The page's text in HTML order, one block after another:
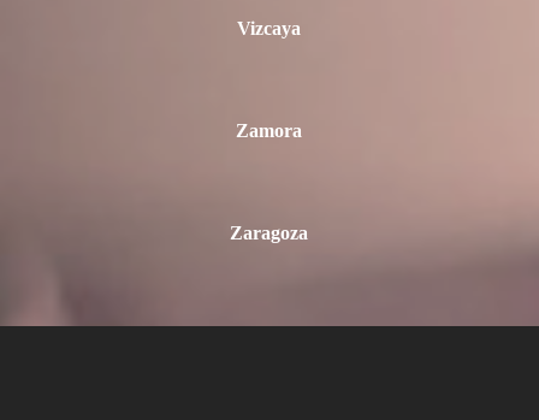
Vizcaya
Zamora
Zaragoza